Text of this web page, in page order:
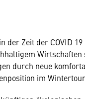
Zeit der COVID
durch neue
im